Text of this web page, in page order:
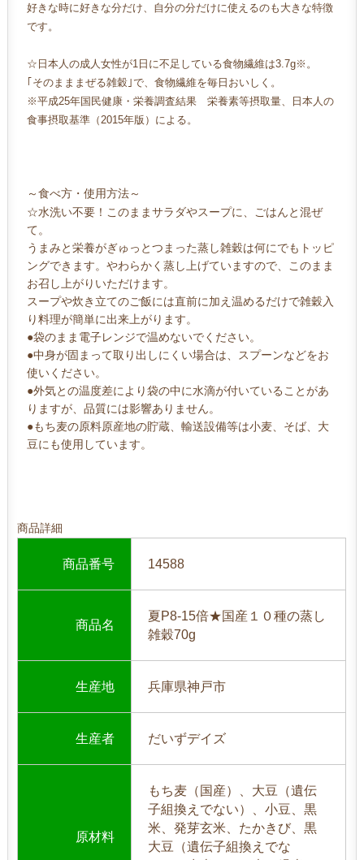
好きな時に好きな分だけ、自分の分だけに使えるのも大きな特徴
です。
☆日本人の成人女性が1日に不足している食物繊維は3.7g※。
｢そのまままぜる雑穀｣で、食物繊維を毎日おいしく。
※平成25年国民健康・栄養調査結果 栄養素等摂取量、日本人の
食事摂取基準（2015年版）による。
～食べ方・使用方法～
☆水洗い不要！このままサラダやスープに、ごはんと混ぜ
て。
うまみと栄養がぎゅっとつまった蒸し雑穀は何にでもトッピ
ングできます。やわらかく蒸し上げていますので、このまま
お召し上がりいただけます。
スープや炊き立てのご飯には直前に加え温めるだけで雑穀入
り料理が簡単に出来上がります。
●袋のまま電子レンジで温めないでください。
●中身が固まって取り出しにくい場合は、スプーンなどをお
使いください。
●外気との温度差により袋の中に水滴が付いていることがあ
りますが、品質には影響ありません。
●もち麦の原料原産地の貯蔵、輸送設備等は小麦、そば、大
豆にも使用しています。
商品詳細
商品番号 14588
商品名
夏P8-15倍★国産１０種の蒸し
雑穀70g
生産地 兵庫県神戸市
生産者 だいずデイズ
原材料
もち麦（国産）、大豆（遺伝
子組換えでない）、小豆、黒
米、発芽玄米、たかきび、黒
大豆（遺伝子組換えでな